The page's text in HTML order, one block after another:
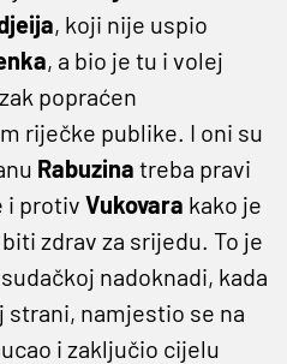
, koji nije uspio
, a bio je tu i volej
popraćen
riječke publike. I oni su
Rabuzina treba pravi
i protiv Vukovara kako je
zdrav za srijedu. To je
nadoknadi, kada
strani, namjestio se na
i zaključio cijelu